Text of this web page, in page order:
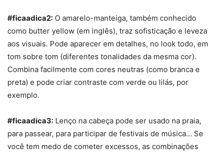
#ficaadica2: O amarelo-manteiga, também conhecido
como butter yellow (em inglês), traz sofisticação e leveza
aos visuais. Pode aparecer em detalhes, no look todo, em
tom sobre tom (diferentes tonalidades da mesma cor).
Combina facilmente com cores neutras (como branca e
preta) e pode criar contraste com verde ou lilás, por
exemplo.
#ficaadica3: Lenço na cabeça pode ser usado na praia,
para passear, para participar de festivais de música… Se
você tem medo de cometer excessos, as combinações